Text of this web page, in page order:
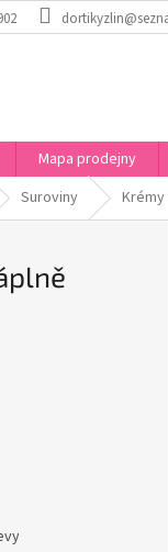
Mapa prodejny
Suroviny Krémy